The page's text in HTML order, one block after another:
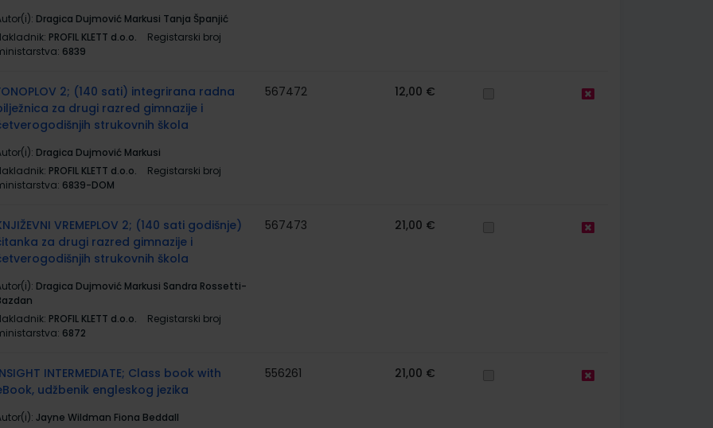
Dragica Dujmović Markusi Tanja Španjić
PROFIL KLETT d.o.o.
Registarski broj
6839
2; (140 sati) integrirana radna
za drugi razred gimnazije i
strukovnih škola
Dragica Dujmović Markusi
PROFIL KLETT d.o.o.
Registarski broj
6839-DOM
567472 12,00 €
VREMEPLOV 2; (140 sati godišnje)
za drugi razred gimnazije i
strukovnih škola
Dragica Dujmović Markusi Sandra Rossetti-
PROFIL KLETT d.o.o.
Registarski broj
6872
567473 21,00 €
INTERMEDIATE; Class book with
udžbenik engleskog jezika
Jayne Wildman Fiona Beddall
556261 21,00 €